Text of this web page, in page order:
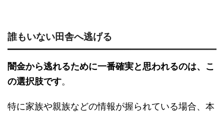
誰もいない田舎へ逃げる
闇金から逃れるために一番確実と思われるのは、こ
の選択肢です。
特に家族や親族などの情報が握られている場合、本